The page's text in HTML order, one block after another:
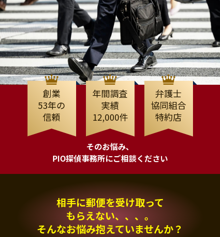
創業
53年の
信頼
年間調査
実績
12,000件
弁護士
協同組合
特約店
そのお悩み、
PIO探偵事務所にご相談ください
相手に郵便を受け取って
もらえない、、、。
そんなお悩み抱えていませんか？